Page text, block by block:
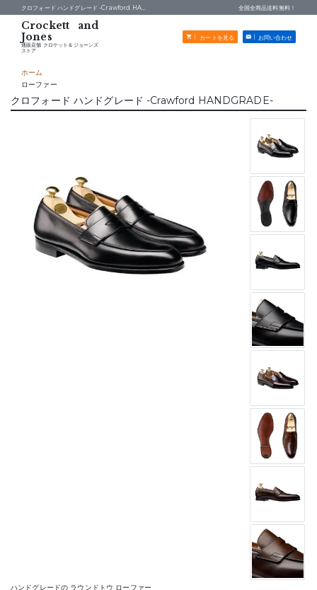
通販店舗 クロケット＆ジョーンズ
ストア
カートを見る お問い合わせ
クロフォード ハンドグレード -Crawford HANDGRADE- - 通販店舗 クロケット＆ジョーンズストア
全国全商品送料無料！
ホーム
ローファー
クロフォード ハンドグレード -Crawford HANDGRADE-
ハンドグレードの ラウンドトウ ローファー